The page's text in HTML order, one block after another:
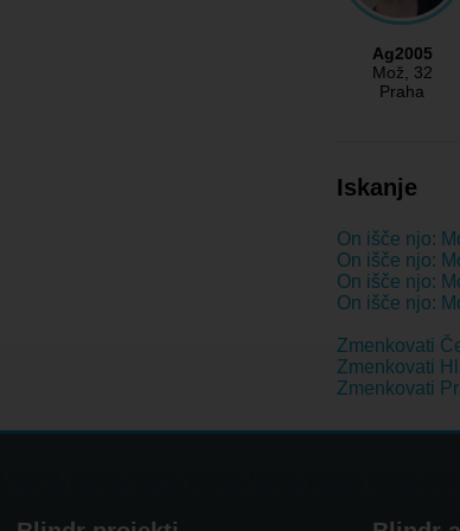
Ag2005
Mož, 32
Praha
Iskanje
On išče njo:
On išče njo:
On išče njo:
On išče njo:
Zmenkovati
Zmenkovati
Zmenkovati